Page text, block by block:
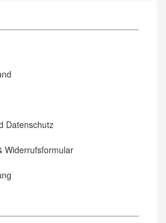
Datenschutz
Widerrufsformular